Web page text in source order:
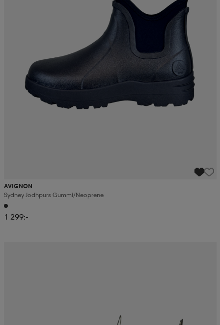
AVIGNON
Sydney Jodhpurs Gummi/neoprene
1 299:-